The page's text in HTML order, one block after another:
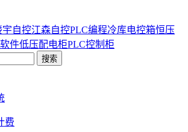
宇自控江森自控PLC编程冷库电控箱恒压
软件低压配电柜PLC控制柜
搜索
费